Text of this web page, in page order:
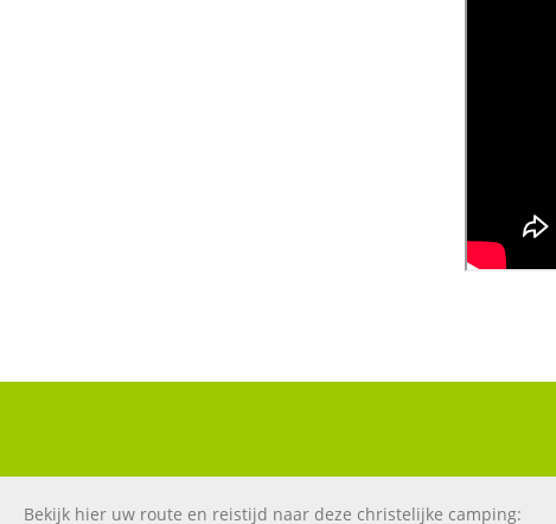
Bekijk hier uw route en reistijd naar deze christelijke camping: